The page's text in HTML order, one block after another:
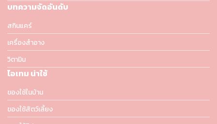
บทความจัดอันดับ
สกินแคร์
เครื่องสำอาง
วิตามิน
ไอเทม น่าใช้
ของใช้ในบ้าน
ของใช้สัตว์เลี้ยง